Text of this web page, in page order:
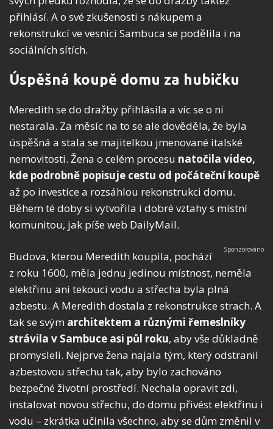
přihlásí. A o své zkušenosti s nákupem a
rekonstrukcí ve vesnici Sambuca se podělila i na
sociálních sítích.
Úspěšná koupě domu za hubičku
Meredith se do dražby přihlásila a víc se o ni
nestarala. Za měsíc na to se ale dověděla, že byla
úspěšná a stala se majitelkou jmenované italské
nemovitosti. Žena o celém procesu natočila video,
kde podrobně popisuje cestu od počáteční koupě
až po investice a rozsáhlou rekonstrukci domu.
Během té doby si vytvořila i dobré vztahy s místní
komunitou, jak píše web DailyMail.
Budova, kterou Meredith koupila, pochází
z roku 1600, měla jednu jedinou místnost, neměla
elektřinu ani tekoucí vodu a střecha byla plná
azbestu. A Meredith dostala z rekonstrukce strach. A
tak se svým architektem a různými řemeslníky
strávila v Sambuce asi půl roku, aby vše důkladně
promysleli. Nejprve žena najala tým, který odstranil
azbestovou střechu tak, aby bylo zachováno
bezpečné životní prostředí. Nechala opravit zdi,
instalovat novou střechu, do domu přivést elektřinu i
vodu – zkrátka učinila všechno, aby se dům změnil v